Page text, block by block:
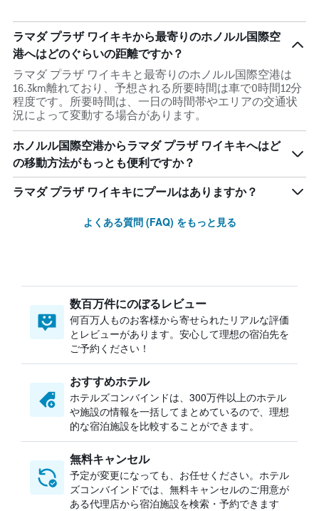
ラマダ プラザ ワイキキから最寄りのホノルル国際空
港へはどのぐらいの距離ですか？
ラマダ プラザ ワイキキと最寄りのホノルル国際空港は
16.3km離れており、予想される所要時間は車で0時間12分
程度です。所要時間は、一日の時間帯やエリアの交通状
況によって変動する場合があります。
ホノルル国際空港からラマダ プラザ ワイキキへはど
の移動方法がもっとも便利ですか？
ラマダ プラザ ワイキキにプールはありますか？
よくある質問 (FAQ) をもっと見る
数百万件にのぼるレビュー
何百万人ものお客様から寄せられたリアルな評価
とレビューがあります。安心して理想の宿泊先を
ご予約ください！
おすすめホテル
ホテルズコンバインドは、300万件以上のホテル
や施設の情報を一括してまとめているので、理想
的な宿泊施設を比較することができます。
無料キャンセル
予定が変更になっても、お任せください。ホテル
ズコンバインドでは、無料キャンセルのご用意が
ある代理店から宿泊施設を検索・予約できます